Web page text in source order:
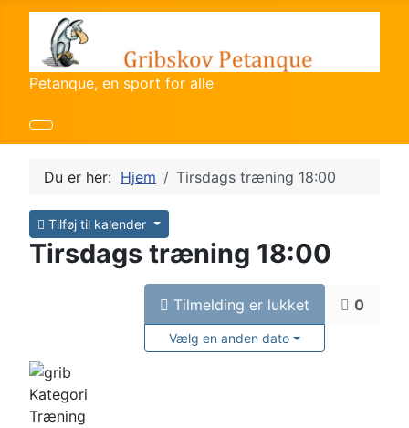
Petanque, en sport for alle
Du er her: Hjem Tirsdags træning 18:00
Tilføj til kalender
Tirsdags træning 18:00
Tilmelding er lukket
Vælg en anden dato
0
Kategori
Træning